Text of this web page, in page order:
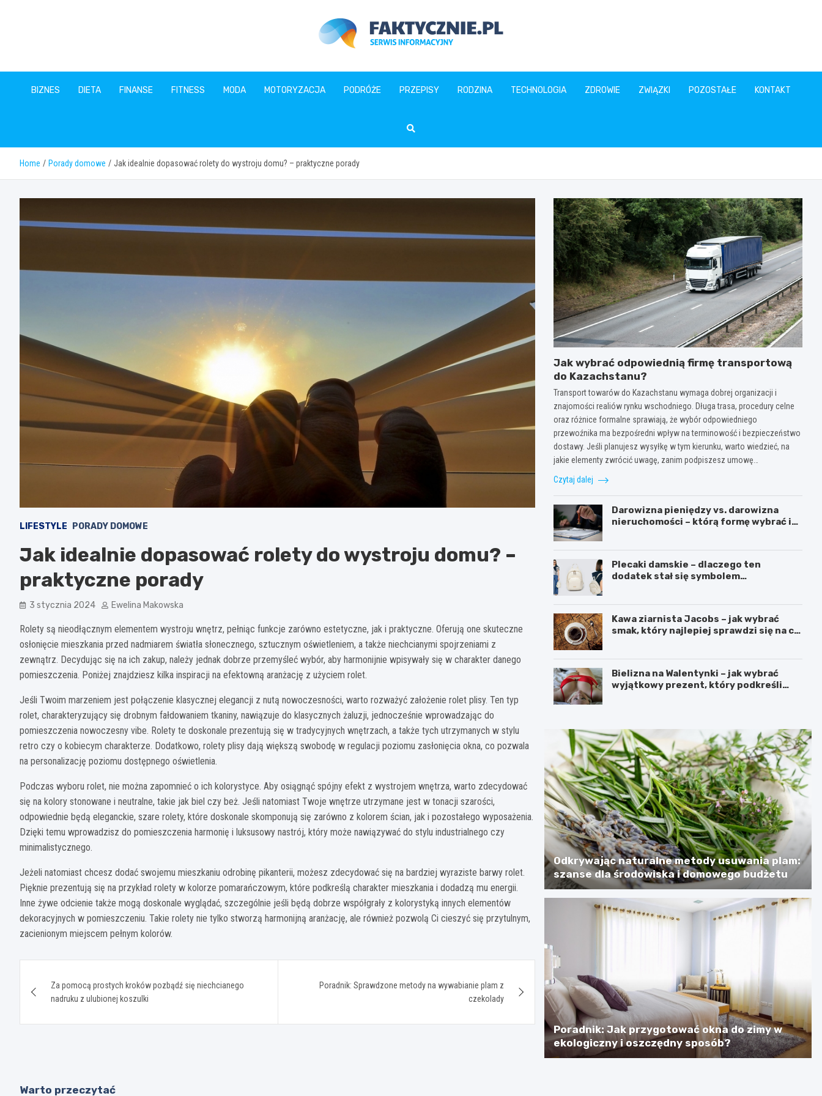
faktycznie.pl
BIZNES DIETA FINANSE FITNESS MODA MOTORYZACJA PODRÓŻE PRZEPISY RODZINA TECHNOLOGIA ZDROWIE ZWIĄZKI POZOSTAŁE KONTAKT
Home Porady domowe Jak idealnie dopasować rolety do wystroju domu? – praktyczne porady
LIFESTYLE PORADY DOMOWE
Jak idealnie dopasować rolety do wystroju domu? –
praktyczne porady
3 stycznia 2024 Ewelina Makowska
Rolety są nieodłącznym elementem wystroju wnętrz, pełniąc funkcje zarówno estetyczne, jak i praktyczne. Oferują one skuteczne
osłonięcie mieszkania przed nadmiarem światła słonecznego, sztucznym oświetleniem, a także niechcianymi spojrzeniami z
zewnątrz. Decydując się na ich zakup, należy jednak dobrze przemyśleć wybór, aby harmonijnie wpisywały się w charakter danego
pomieszczenia. Poniżej znajdziesz kilka inspiracji na efektowną aranżację z użyciem rolet.
Jeśli Twoim marzeniem jest połączenie klasycznej elegancji z nutą nowoczesności, warto rozważyć założenie rolet plisy. Ten typ
rolet, charakteryzujący się drobnym fałdowaniem tkaniny, nawiązuje do klasycznych żaluzji, jednocześnie wprowadzając do
pomieszczenia nowoczesny vibe. Rolety te doskonale prezentują się w tradycyjnych wnętrzach, a także tych utrzymanych w stylu
retro czy o kobiecym charakterze. Dodatkowo, rolety plisy dają większą swobodę w regulacji poziomu zasłonięcia okna, co pozwala
na personalizację poziomu dostępnego oświetlenia.
Podczas wyboru rolet, nie można zapomnieć o ich kolorystyce. Aby osiągnąć spójny efekt z wystrojem wnętrza, warto zdecydować
się na kolory stonowane i neutralne, takie jak biel czy beż. Jeśli natomiast Twoje wnętrze utrzymane jest w tonacji szarości,
odpowiednie będą eleganckie, szare rolety, które doskonale skomponują się zarówno z kolorem ścian, jak i pozostałego wyposażenia.
Dzięki temu wprowadzisz do pomieszczenia harmonię i luksusowy nastrój, który może nawiązywać do stylu industrialnego czy
minimalistycznego.
Jeżeli natomiast chcesz dodać swojemu mieszkaniu odrobinę pikanterii, możesz zdecydować się na bardziej wyraziste barwy rolet.
Pięknie prezentują się na przykład rolety w kolorze pomarańczowym, które podkreślą charakter mieszkania i dodadzą mu energii.
Inne żywe odcienie także mogą doskonale wyglądać, szczególnie jeśli będą dobrze współgrały z kolorystyką innych elementów
dekoracyjnych w pomieszczeniu. Takie rolety nie tylko stworzą harmonijną aranżację, ale również pozwolą Ci cieszyć się przytulnym,
zacienionym miejscem pełnym kolorów.
wpisu
Za pomocą prostych kroków pozbądź się niechcianego
nadruku z ulubionej koszulki
Poradnik: Sprawdzone metody na wywabianie plam z
czekolady
Jak wybrać odpowiednią firmę transportową
do Kazachstanu?
Transport towarów do Kazachstanu wymaga dobrej organizacji i
znajomości realiów rynku wschodniego. Długa trasa, procedury celne
oraz różnice formalne sprawiają, że wybór odpowiedniego
przewoźnika ma bezpośredni wpływ na terminowość i bezpieczeństwo
dostawy. Jeśli planujesz wysyłkę w tym kierunku, warto wiedzieć, na
jakie elementy zwrócić uwagę, zanim podpiszesz umowę…
Czytaj dalej
Darowizna pieniędzy vs. darowizna
nieruchomości – którą formę wybrać i
Plecaki damskie – dlaczego ten
dodatek stał się symbolem
Kawa ziarnista Jacobs – jak wybrać
smak, który najlepiej sprawdzi się na co
Bielizna na Walentynki – jak wybrać
wyjątkowy prezent, który podkreśli
Odkrywając naturalne metody usuwania plam:
szanse dla środowiska i domowego budżetu
Poradnik: Jak przygotować okna do zimy w
ekologiczny i oszczędny sposób?
Warto przeczytać